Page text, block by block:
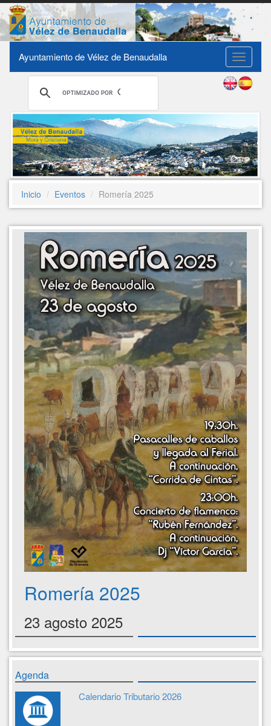
Toggle
Ayuntamiento de Vélez de Benaudalla
Inicio Eventos Romería 2025
Romería 2025
23 agosto 2025
Agenda
Calendario Tributario 2026